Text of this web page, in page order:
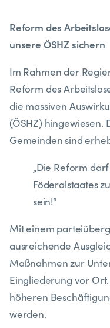
Reform des
unsere ÖSHZ sichern
Im Rahmen der
Reform des
die massiven
(ÖSHZ)
Gemeinden sind
„Die Reform
Föderalstaates
sein!“
Mit einem
ausreichende
Maßnahmen zur
Eingliederung vor
höheren
werden.